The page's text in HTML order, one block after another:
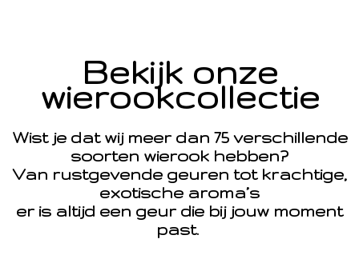
Bekijk onze
wierookcollectie
Wist je dat wij meer dan 75 verschillende
soorten wierook hebben?
Van rustgevende geuren tot krachtige,
exotische aroma’s
er is altijd een geur die bij jouw moment
past.